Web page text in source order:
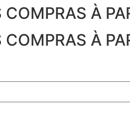
COMPRAS À
COMPRAS À